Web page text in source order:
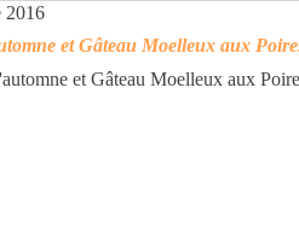
2016
et Gâteau Moelleux aux